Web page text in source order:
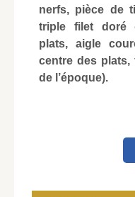
nerfs, pièce de
triple filet doré
plats, aigle
centre des plats,
de l’époque).